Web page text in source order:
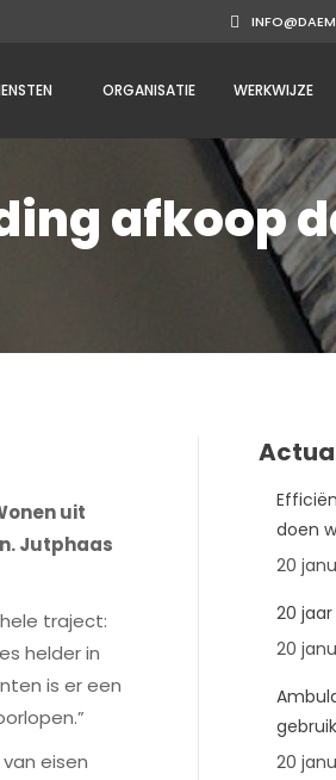
ORGANISATIE WERKWIJZE
afkoop
uit
Jutphaas
traject:
helder in
is er een
eisen
doen
20
20
20
20